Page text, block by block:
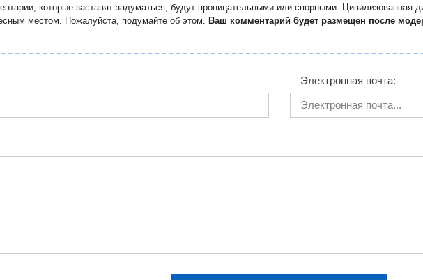
которые заставят задуматься, будут проницательными или спорными. Цивилизованная
местом. Пожалуйста, подумайте об этом. Ваш комментарий будет размещен после
Электронная почта: